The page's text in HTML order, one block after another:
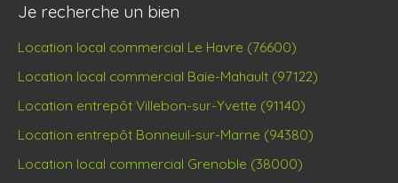
Je recherche un bien
Location local commercial Le Havre (76600)
Location local commercial Baie-Mahault (97122)
Location entrepôt Villebon-sur-Yvette (91140)
Location entrepôt Bonneuil-sur-Marne (94380)
Location local commercial Grenoble (38000)